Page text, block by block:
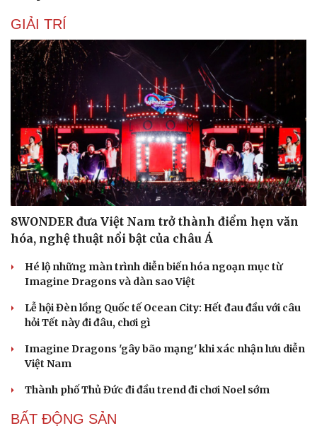
GIẢI TRÍ
8WONDER đưa Việt Nam trở thành điểm hẹn văn
hóa, nghệ thuật nổi bật của châu Á
Hé lộ những màn trình diễn biến hóa ngoạn mục từ
Imagine Dragons và dàn sao Việt
Lễ hội Đèn lồng Quốc tế Ocean City: Hết đau đầu với câu
hỏi Tết này đi đâu, chơi gì
Imagine Dragons 'gây bão mạng' khi xác nhận lưu diễn
Việt Nam
Thành phố Thủ Đức đi đầu trend đi chơi Noel sớm
BẤT ĐỘNG SẢN